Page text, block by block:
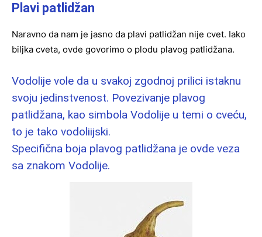
Plavi patlidžan
Naravno da nam je jasno da plavi patlidžan nije cvet. Iako
biljka cveta, ovde govorimo o plodu plavog patlidžana.
Vodolije vole da u svakoj zgodnoj prilici istaknu
svoju jedinstvenost. Povezivanje plavog
patlidžana, kao simbola Vodolije u temi o cveću,
to je tako vodoliijski.
Specifična boja plavog patlidžana je ovde veza
sa znakom Vodolije.